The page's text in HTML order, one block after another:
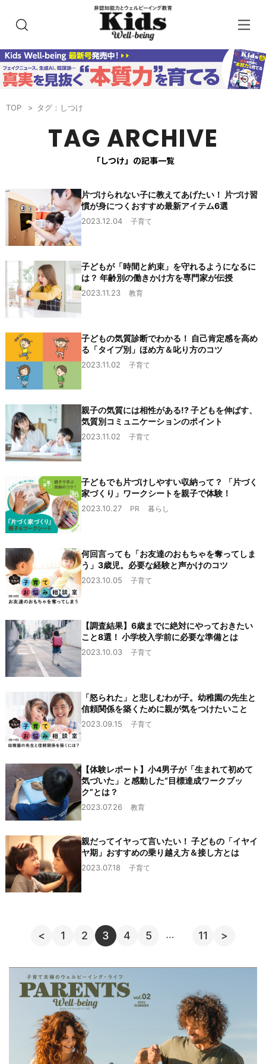
TOP タグ：しつけ
TAG ARCHIVE
「しつけ」の記事一覧
片づけられない子に教えてあげたい！ 片づけ習
慣が身につくおすすめ最新アイテム6選
2023.12.04 子育て
子どもが「時間と約束」を守れるようになるに
は？ 年齢別の働きかけ方を専門家が伝授
2023.11.23 教育
子どもの気質診断でわかる！ 自己肯定感を高め
る「タイプ別」ほめ方＆叱り方のコツ
2023.11.02 子育て
親子の気質には相性がある!? 子どもを伸ばす、
気質別コミュニケーションのポイント
2023.11.02 子育て
子どもでも片づけしやすい収納って？ 「片づく
家づくり」ワークシートを親子で体験！
2023.10.27 PR 暮らし
何回言っても「お友達のおもちゃを奪ってしま
う」3歳児。必要な経験と声かけのコツ
2023.10.05 子育て
【調査結果】6歳までに絶対にやっておきたい
こと8選！ 小学校入学前に必要な準備とは
2023.10.03 子育て
「怒られた」と悲しむわが子。幼稚園の先生と
信頼関係を築くために親が気をつけたいこと
2023.09.15 子育て
【体験レポート】小4男子が「生まれて初めて
気づいた」と感動した“目標達成ワークブッ
ク”とは？
2023.07.26 教育
親だってイヤって言いたい！ 子どもの「イヤイ
ヤ期」おすすめの乗り越え方＆接し方とは
2023.07.18 子育て
< 1 2 3 4 5 … 11 >